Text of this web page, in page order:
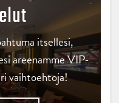
itsellesi,
areenamme VIP-
vaihtoehtoja!